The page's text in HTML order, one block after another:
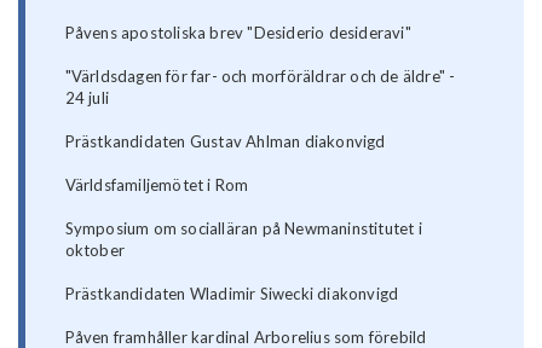
Påvens apostoliska brev "Desiderio desideravi"
"Världsdagen för far- och morföräldrar och de äldre" -
24 juli
Prästkandidaten Gustav Ahlman diakonvigd
Världsfamiljemötet i Rom
Symposium om socialläran på Newmaninstitutet i
oktober
Prästkandidaten Wladimir Siwecki diakonvigd
Påven framhåller kardinal Arborelius som förebild